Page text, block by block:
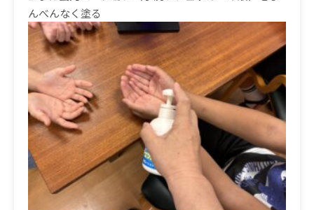
んべんなく塗る